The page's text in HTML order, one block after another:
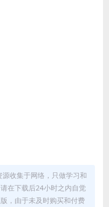
收集于网络，只做学习和
在下载后24小时之内自觉
，由于未及时购买和付费